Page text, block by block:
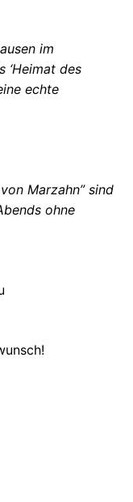
im
‘Heimat des
echte
Marzahn” sind
ohne